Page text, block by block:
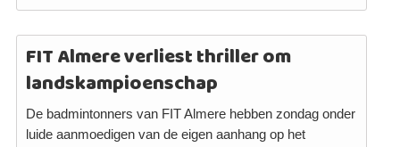
FIT Almere verliest thriller om
landskampioenschap
De badmintonners van FIT Almere hebben zondag onder
luide aanmoedigen van de eigen aanhang op het